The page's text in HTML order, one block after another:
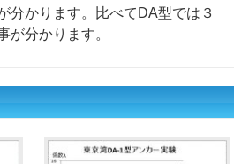
分かります。比べてDA型では３
が分かります。